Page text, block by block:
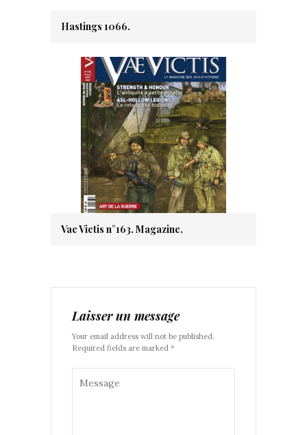
Hastings 1066.
Vae Victis n°163. Magazine.
Laisser un message
Your email address will not be published.
Required fields are marked *